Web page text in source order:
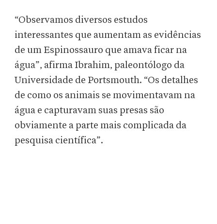
“Observamos diversos estudos
interessantes que aumentam as evidências
de um Espinossauro que amava ficar na
água”, afirma Ibrahim, paleontólogo da
Universidade de Portsmouth. “Os detalhes
de como os animais se movimentavam na
água e capturavam suas presas são
obviamente a parte mais complicada da
pesquisa científica”.